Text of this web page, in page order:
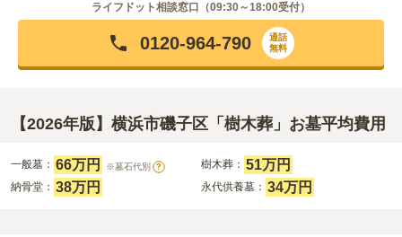
ライフドット相談窓口（09:30～18:00受付）
0120-964-790
通話
無料
【2026年版】横浜市磯子区「樹木葬」お墓平均費用
一般墓： 66万円 ※墓石代別 ? 樹木葬： 51万円
納骨堂： 38万円 永代供養墓： 34万円